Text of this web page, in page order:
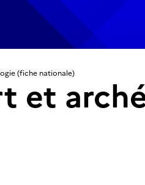
(fiche nationale)
et